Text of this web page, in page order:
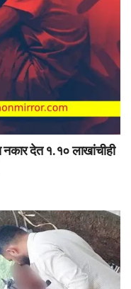
नकार देत १.१० लाखांचीही